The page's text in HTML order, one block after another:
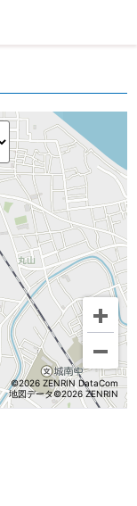
©2026 ZENRIN DataCom
地図データ©2026 ZENRIN